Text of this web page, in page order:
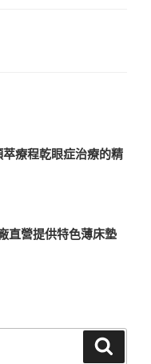
療程乾眼症治療的精
直營提供特色薄床墊